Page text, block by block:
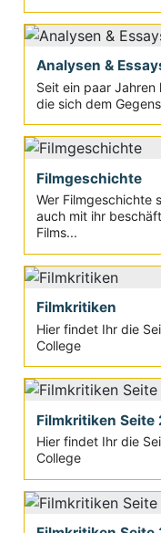
Analysen &
Seit ein paar
die sich dem
Filmgeschichte
Wer Filmgeschichte
auch mit ihr
Films...
Filmkritiken
Hier findet Ihr die
College
Filmkritiken Seite
Hier findet Ihr die
College